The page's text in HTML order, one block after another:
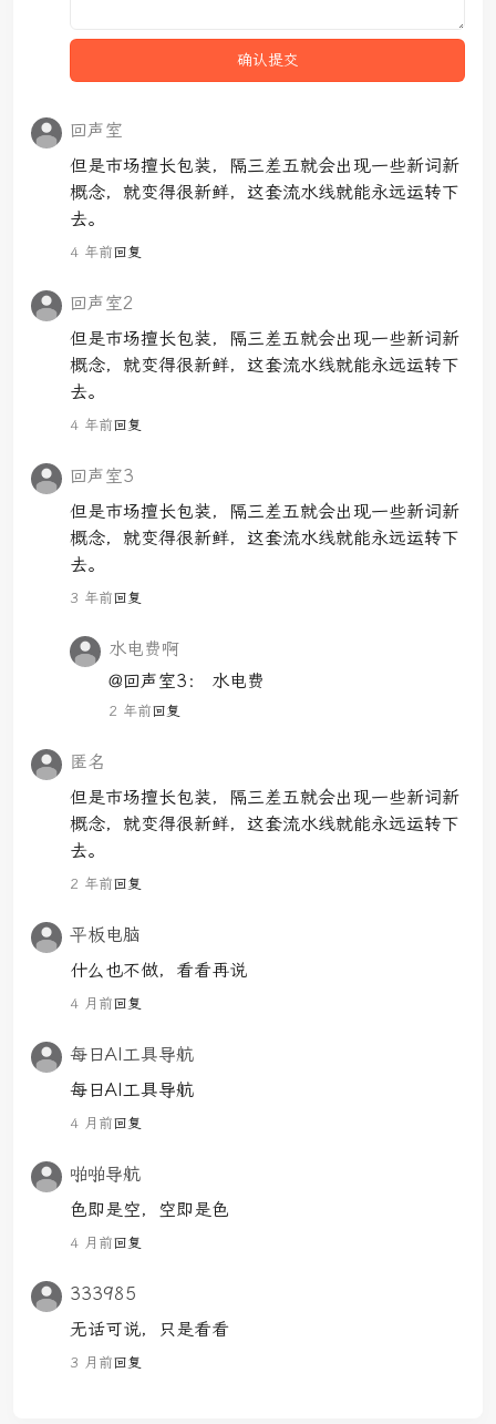
回声室
但是市场擅长包装，隔三差五就会出现一些新词新
概念，就变得很新鲜，这套流水线就能永远运转下
去。
4 年前回复
回声室2
但是市场擅长包装，隔三差五就会出现一些新词新
概念，就变得很新鲜，这套流水线就能永远运转下
去。
4 年前回复
回声室3
但是市场擅长包装，隔三差五就会出现一些新词新
概念，就变得很新鲜，这套流水线就能永远运转下
去。
3 年前回复
水电费啊
@回声室3：
水电费
2 年前回复
匿名
但是市场擅长包装，隔三差五就会出现一些新词新
概念，就变得很新鲜，这套流水线就能永远运转下
去。
2 年前回复
平板电脑
什么也不做，看看再说
4 月前回复
每日AI工具导航
每日AI工具导航
4 月前回复
啪啪导航
色即是空，空即是色
4 月前回复
333985
无话可说，只是看看
3 月前回复